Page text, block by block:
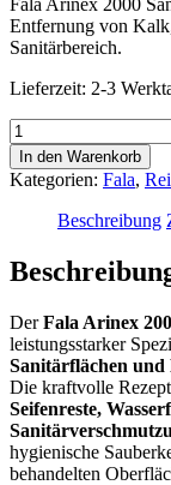
Entfernung von
Sanitärbereich.
Lieferzeit: 2-3
FALA
Arinex
2000
Sanitärreiniger
-
Kalkreiniger
In den Warenkorb
Kategorien: Fala,
Beschreibung
DerFala Arinex
leistungsstarker
Sanitärflächen und
Die kraftvolle
Seifenreste,
hygienische
behandelten